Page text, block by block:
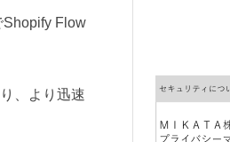
Shopify Flow
、より迅速